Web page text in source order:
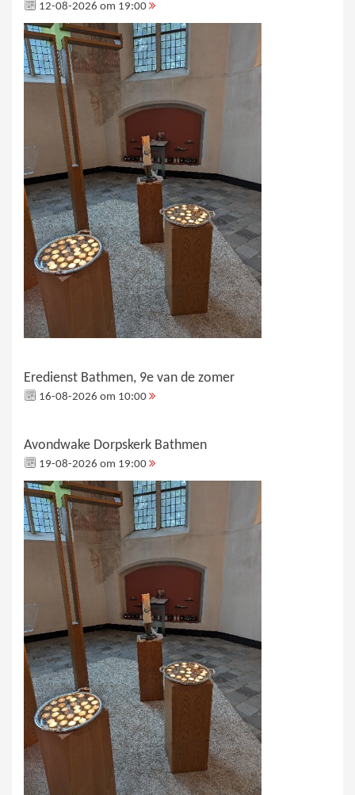
12-08-2026 om 19:00
Eredienst Bathmen, 9e van de zomer
16-08-2026 om 10:00
Avondwake Dorpskerk Bathmen
19-08-2026 om 19:00